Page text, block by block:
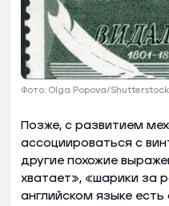
Фото: Olga Popova/
Позже, с развитием
ассоциироваться с
другие похожие
хватает», «шарики за
английском языке